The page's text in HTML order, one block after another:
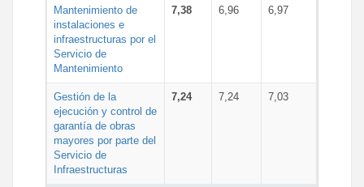
Mantenimiento de
instalaciones e
infraestructuras por el
Servicio de
Mantenimiento
7,38 6,96 6,97
Gestión de la
ejecución y control de
garantía de obras
mayores por parte del
Servicio de
Infraestructuras
7,24 7,24 7,03